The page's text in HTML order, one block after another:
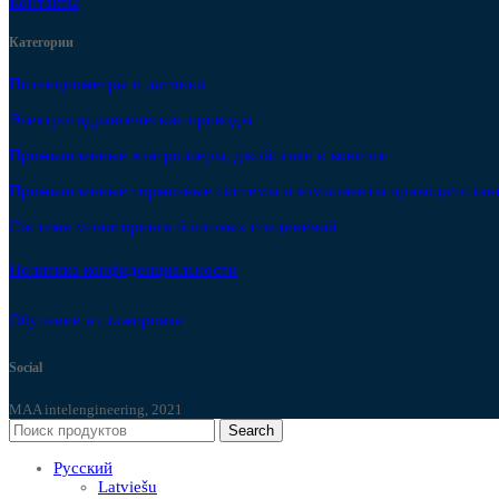
Категории
Потенциометры и датчики
Электрогидравлические приводы
Промышленные контроллеры, джойстики и консоли
Промышленные тормозные системы и компоненты привода/
Система мониторинга болтовых соединений
Политика конфиденциальности
Обучение и стажировка
Social
MAA intelengineering, 2021
Search
Русский
Latviešu